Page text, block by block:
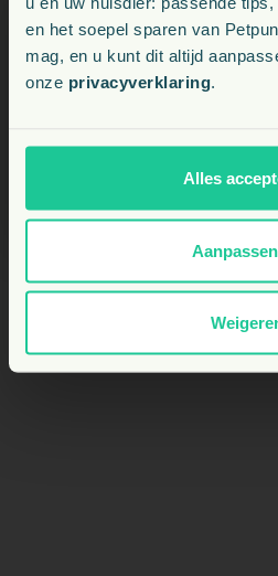
en het soepel sparen van
mag, en u kunt dit altijd
onze privacyverklaring.
Alles
Aanpassen
Waarvoor wordt dit product
Kies uw